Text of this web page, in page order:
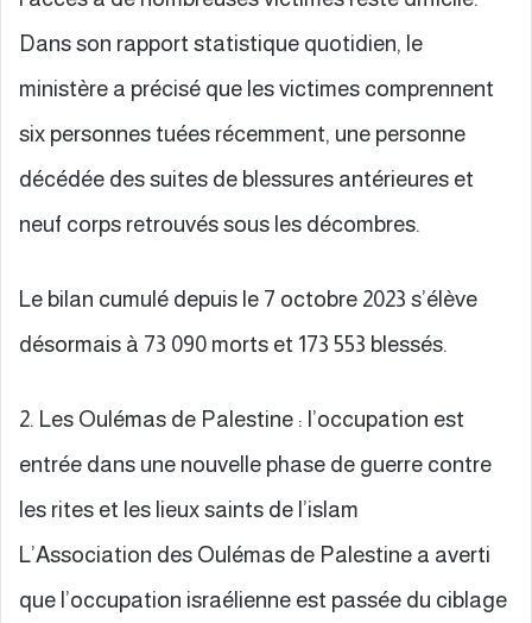
Dans son rapport statistique quotidien, le
ministère a précisé que les victimes comprennent
six personnes tuées récemment, une personne
décédée des suites de blessures antérieures et
neuf corps retrouvés sous les décombres.
Le bilan cumulé depuis le 7 octobre 2023 s’élève
désormais à 73 090 morts et 173 553 blessés.
2. Les Oulémas de Palestine : l’occupation est
entrée dans une nouvelle phase de guerre contre
les rites et les lieux saints de l’islam
L’Association des Oulémas de Palestine a averti
que l’occupation israélienne est passée du ciblage